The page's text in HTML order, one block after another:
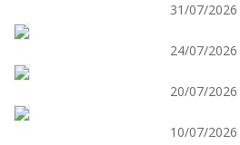
05/08/2026 | 07:00
Itajaí avança na implantação do Método
dengue
31/07/2026
24/07/2026
20/07/2026
10/07/2026